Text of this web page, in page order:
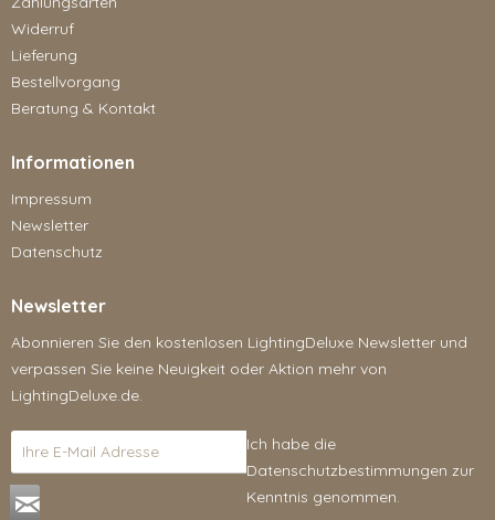
Widerruf
Lieferung
Bestellvorgang
Beratung & Kontakt
Informationen
Impressum
Newsletter
Datenschutz
Newsletter
Abonnieren Sie den kostenlosen LightingDeluxe Newsletter und
verpassen Sie keine Neuigkeit oder Aktion mehr von
LightingDeluxe.de.
Ich habe die
Datenschutzbestimmungen zur
Kenntnis genommen.